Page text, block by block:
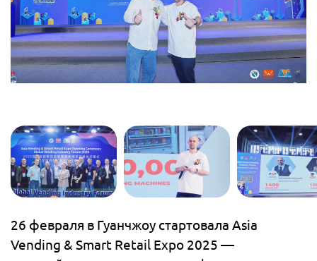
26 февраля в Гуанчжоу стартовала Asia
Vending & Smart Retail Expo 2025 —